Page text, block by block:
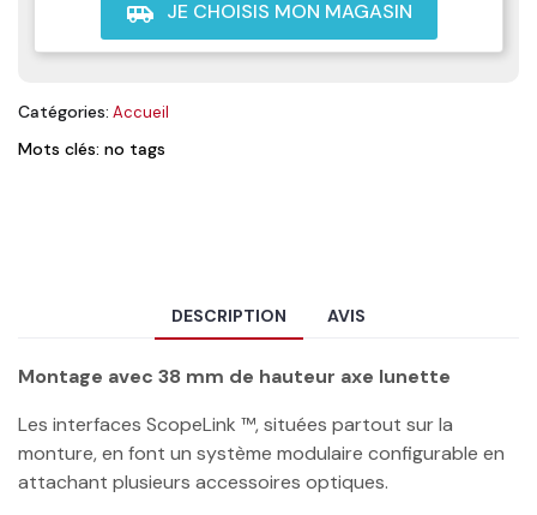
airport_shuttle JE CHOISIS MON MAGASIN
Catégories: Accueil
Mots clés: no tags
DESCRIPTION AVIS
Montage avec 38 mm de hauteur axe lunette
Les interfaces ScopeLink ™, situées partout sur la
monture, en font un système modulaire configurable en
attachant plusieurs accessoires optiques.